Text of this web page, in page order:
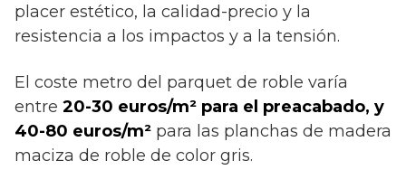
placer estético, la calidad-precio y la
resistencia a los impactos y a la tensión.
El coste metro del parquet de roble varía
entre 20-30 euros/m² para el preacabado, y
40-80 euros/m² para las planchas de madera
maciza de roble de color gris.